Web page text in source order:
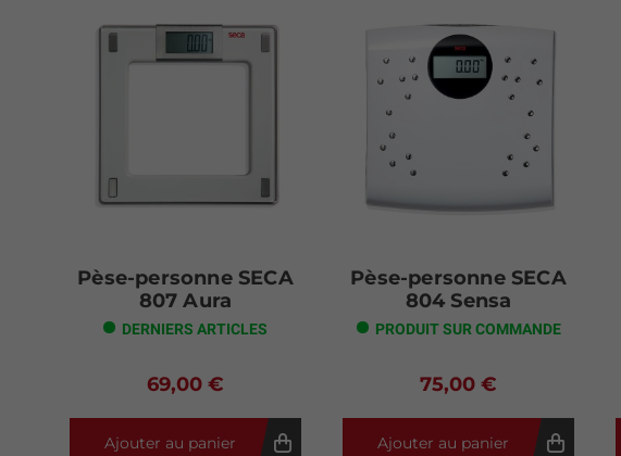
Pèse-personne SECA
807 Aura
DERNIERS ARTICLES
69,00 €
Ajouter au panier
Pèse-personne SECA
804 Sensa
PRODUIT SUR COMMANDE
75,00 €
Ajouter au panier